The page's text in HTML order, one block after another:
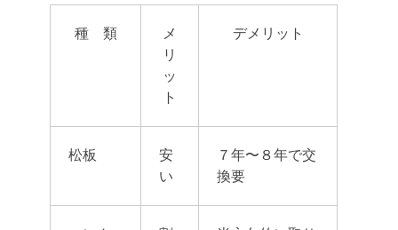
種 類
メ
リ
ッ
ト
デメリット
松板
安
い
７年〜８年で交
換要